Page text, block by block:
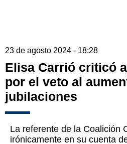
23 de agosto 2024 - 18:28
Elisa Carrió criticó
por el veto al
jubilaciones
La referente de la Coalición
irónicamente en su cuenta